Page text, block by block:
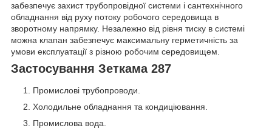
забезпечує захист трубопровідної системи і сантехнічного
обладнання від руху потоку робочого середовища в
зворотному напрямку. Незалежно від рівня тиску в системі
можна клапан забезпечує максимальну герметичність за
умови експлуатації з різною робочим середовищем.
Застосування Зеткама 287
Промислові трубопроводи.
Холодильне обладнання та кондиціювання.
Промислова вода.